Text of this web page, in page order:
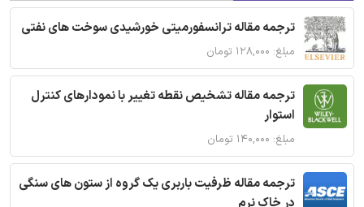
ترجمه مقاله ترانسفورمیتی خورشیدی سوخت های نفتی
مبلغ: ۱۲۸,۰۰۰ تومان
ترجمه مقاله تشخیص نقطه تغییر با نمودارهای کنترل
استوار
مبلغ: ۱۴۰,۰۰۰ تومان
ترجمه مقاله ظرفیت باربری یک گروه از ستون های سنگی
در خاک نرم